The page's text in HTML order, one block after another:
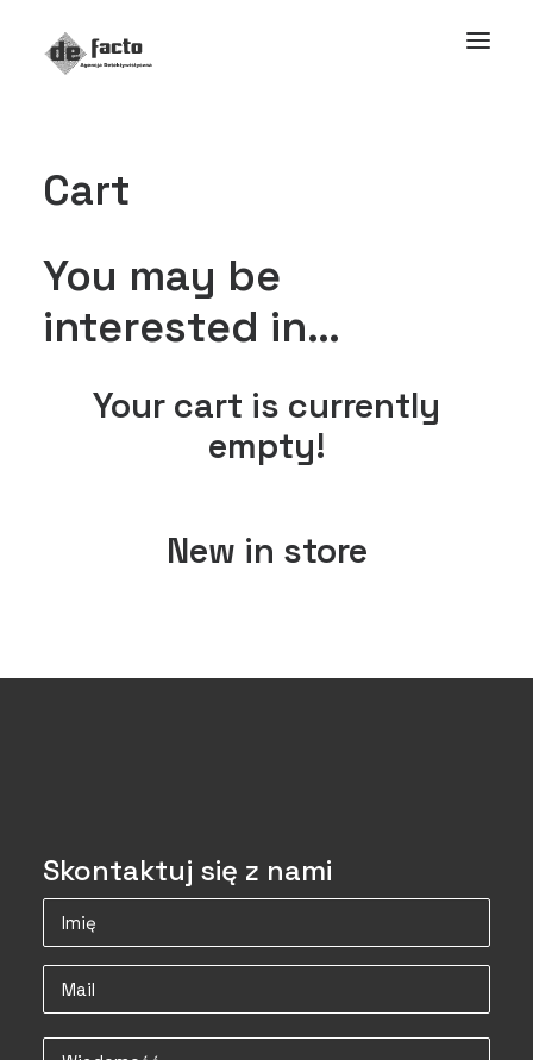
Cart
You may be
interested in…
Your cart is currently
empty!
New in store
Skontaktuj się z nami